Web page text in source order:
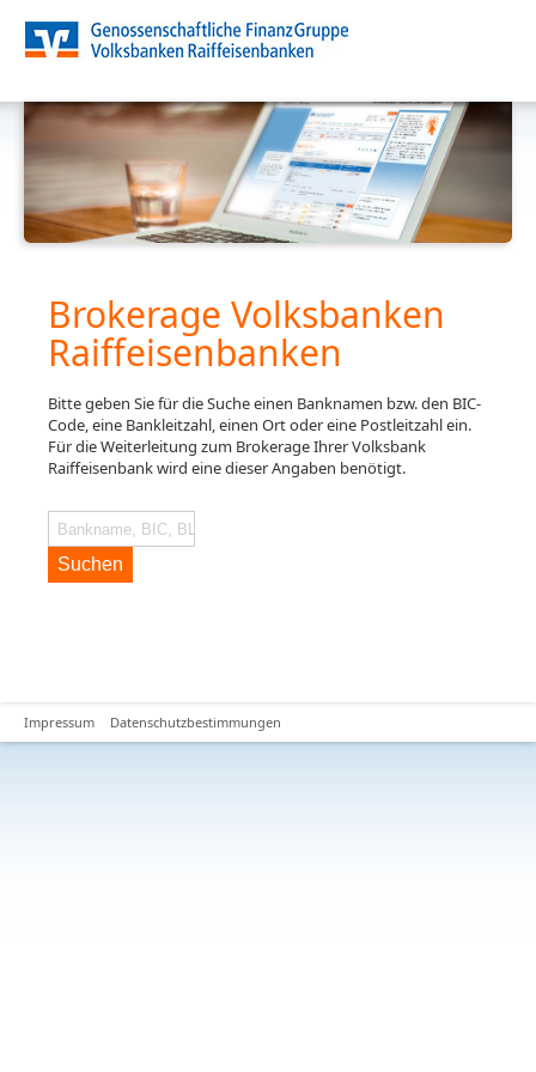
Brokerage Volksbanken
Raiffeisenbanken
Bitte geben Sie für die Suche einen Banknamen bzw. den BIC-
Code, eine Bankleitzahl, einen Ort oder eine Postleitzahl ein.
Für die Weiterleitung zum Brokerage Ihrer Volksbank
Raiffeisenbank wird eine dieser Angaben benötigt.
Suchen
Impressum Datenschutzbestimmungen